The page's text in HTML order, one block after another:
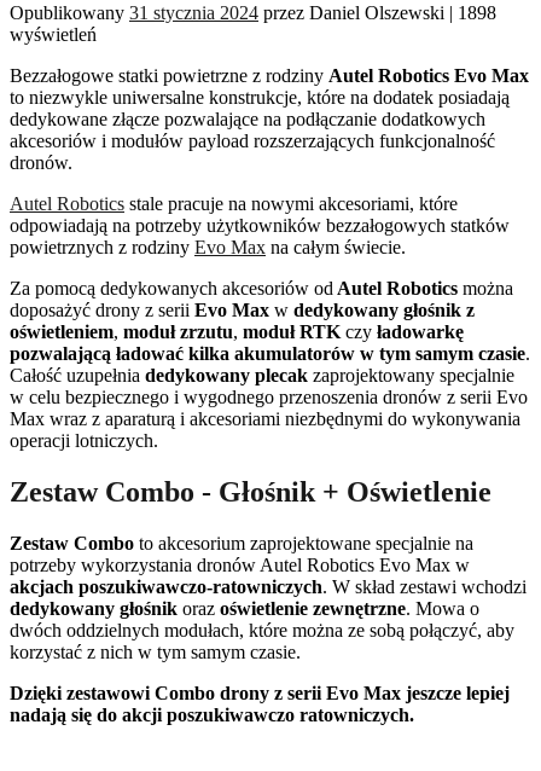
Opublikowany 31 stycznia 2024 przez Daniel Olszewski | 1898
wyświetleń
Bezzałogowe statki powietrzne z rodziny Autel Robotics Evo Max
to niezwykle uniwersalne konstrukcje, które na dodatek posiadają
dedykowane złącze pozwalające na podłączanie dodatkowych
akcesoriów i modułów payload rozszerzających funkcjonalność
dronów.
Autel Robotics stale pracuje na nowymi akcesoriami, które
odpowiadają na potrzeby użytkowników bezzałogowych statków
powietrznych z rodziny Evo Max na całym świecie.
Za pomocą dedykowanych akcesoriów od Autel Robotics można
doposażyć drony z serii Evo Max w dedykowany głośnik z
oświetleniem, moduł zrzutu, moduł RTK czy ładowarkę
pozwalającą ładować kilka akumulatorów w tym samym czasie.
Całość uzupełnia dedykowany plecak zaprojektowany specjalnie
w celu bezpiecznego i wygodnego przenoszenia dronów z serii Evo
Max wraz z aparaturą i akcesoriami niezbędnymi do wykonywania
operacji lotniczych.
Zestaw Combo - Głośnik + Oświetlenie
Zestaw Combo to akcesorium zaprojektowane specjalnie na
potrzeby wykorzystania dronów Autel Robotics Evo Max w
akcjach poszukiwawczo-ratowniczych. W skład zestawi wchodzi
dedykowany głośnik oraz oświetlenie zewnętrzne. Mowa o
dwóch oddzielnych modułach, które można ze sobą połączyć, aby
korzystać z nich w tym samym czasie.
Dzięki zestawowi Combo drony z serii Evo Max jeszcze lepiej
nadają się do akcji poszukiwawczo ratowniczych.